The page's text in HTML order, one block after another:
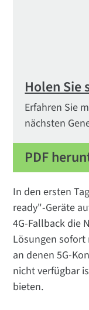
Holen Sie
Erfahren Sie
nächsten
PDF
In den ersten
ready"-Geräte
4G-Fallback die
Lösungen
an denen 5G-
nicht verfügbar
bieten.